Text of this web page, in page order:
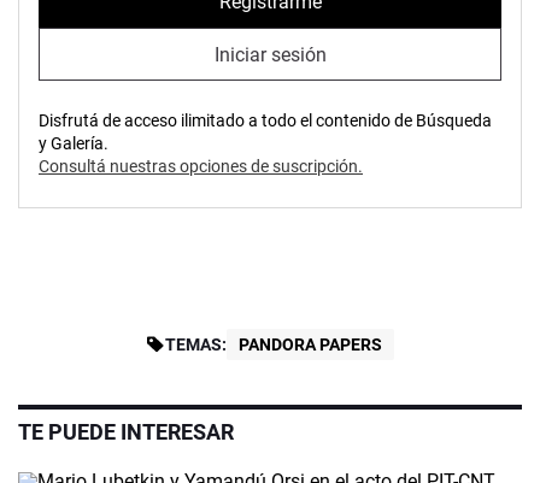
Iniciar sesión
Disfrutá de acceso ilimitado a todo el contenido de Búsqueda
y Galería.
Consultá nuestras opciones de suscripción.
TEMAS: PANDORA PAPERS
TE PUEDE INTERESAR